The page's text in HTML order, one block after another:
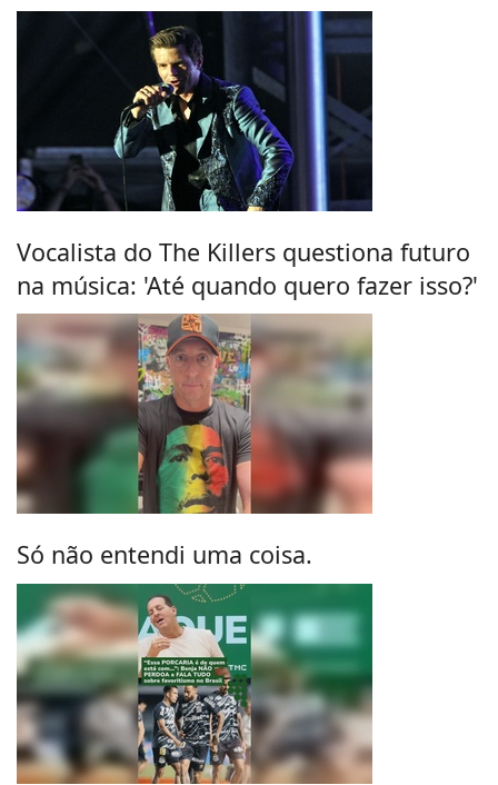
Vocalista do The Killers questiona futuro
na música: 'Até quando quero fazer isso?'
Só não entendi uma coisa.